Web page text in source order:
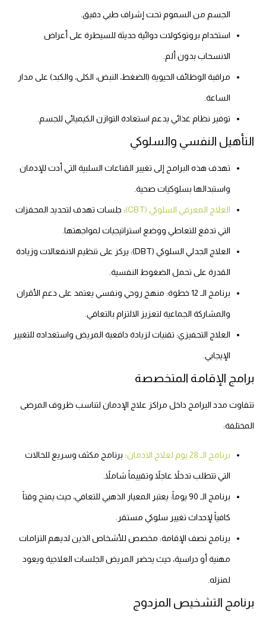
الجسم من السموم تحت إشراف طبي دقيق.
استخدام بروتوكولات دوائية حديثة للسيطرة على أعراض
الانسحاب بدون ألم.
مراقبة الوظائف الحيوية (الضغط، النبض، الكلى، والكبد) على مدار
الساعة.
توفير نظام غذائي يدعم استعادة التوازن الكيميائي للجسم.
التأهيل النفسي والسلوكي
تهدف هذه البرامج إلى تغيير القناعات السلبية التي أدت للإدمان
واستبدالها بسلوكيات صحية.
العلاج المعرفي السلوكي (CBT) : جلسات تهدف لتحديد المحفزات
التي تدفع للتعاطي ووضع استراتيجيات لمواجهتها.
العلاج الجدلي السلوكي (DBT): يركز على تنظيم الانفعالات وزيادة
القدرة على تحمل الضغوط النفسية.
برنامج الـ 12 خطوة: منهج روحي ونفسي يعتمد على دعم الأقران
والمشاركة الجماعية لتعزيز الالتزام بالتعافي.
العلاج التحفيزي: تقنيات لزيادة دافعية المريض واستعداده للتغيير
الإيجابي.
برامج الإقامة المتخصصة
تتفاوت مدد البرامج داخل مراكز علاج الإدمان لتناسب ظروف المرضى
المختلفة:
برنامج الـ 28 يوم لعلاج الادمان : برنامج مكثف وسريع للحالات
التي تتطلب تدخلاً عاجلاً وتقييماً شاملاً.
برنامج الـ 90 يوماً: يعتبر المعيار الذهبي للتعافي، حيث يمنح وقتاً
كافياً لإحداث تغيير سلوكي مستقر.
برنامج نصف الإقامة: مخصص للأشخاص الذين لديهم التزامات
مهنية أو دراسية، حيث يحضر المريض الجلسات العلاجية ويعود
لمنزله.
برنامج التشخيص المزدوج